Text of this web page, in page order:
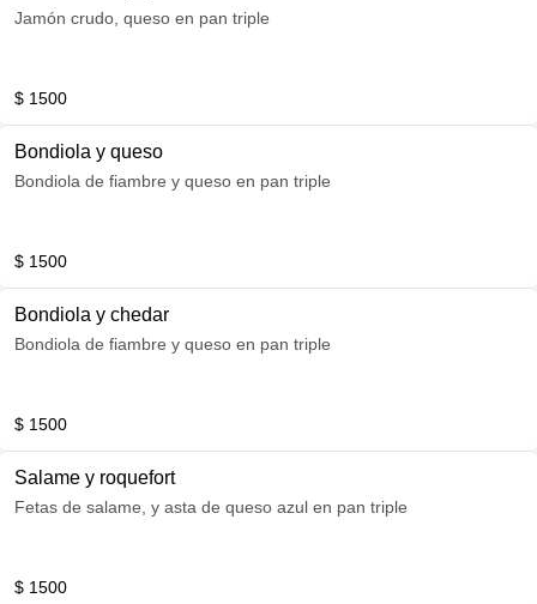
Jamón crudo, queso en pan triple
$ 1500
Bondiola y queso
Bondiola de fiambre y queso en pan triple
$ 1500
Bondiola y chedar
Bondiola de fiambre y queso en pan triple
$ 1500
Salame y roquefort
Fetas de salame, y asta de queso azul en pan triple
$ 1500